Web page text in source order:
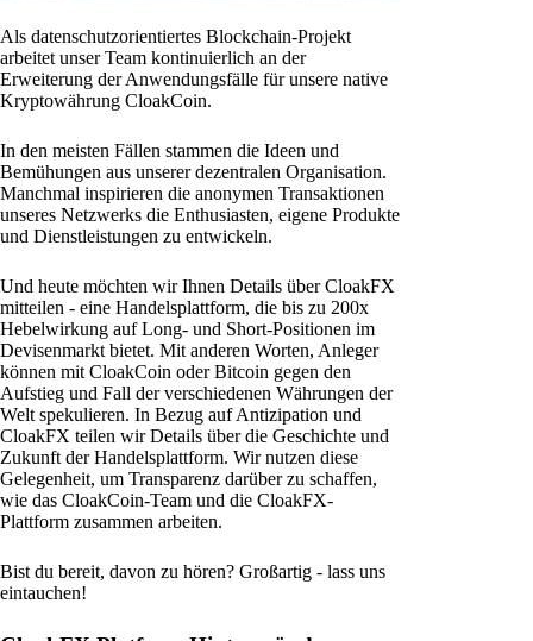
Als datenschutzorientiertes Blockchain-Projekt
arbeitet unser Team kontinuierlich an der
Erweiterung der Anwendungsfälle für unsere native
Kryptowährung CloakCoin.
In den meisten Fällen stammen die Ideen und
Bemühungen aus unserer dezentralen Organisation.
Manchmal inspirieren die anonymen Transaktionen
unseres Netzwerks die Enthusiasten, eigene Produkte
und Dienstleistungen zu entwickeln.
Und heute möchten wir Ihnen Details über CloakFX
mitteilen - eine Handelsplattform, die bis zu 200x
Hebelwirkung auf Long- und Short-Positionen im
Devisenmarkt bietet. Mit anderen Worten, Anleger
können mit CloakCoin oder Bitcoin gegen den
Aufstieg und Fall der verschiedenen Währungen der
Welt spekulieren. In Bezug auf Antizipation und
CloakFX teilen wir Details über die Geschichte und
Zukunft der Handelsplattform. Wir nutzen diese
Gelegenheit, um Transparenz darüber zu schaffen,
wie das CloakCoin-Team und die CloakFX-
Plattform zusammen arbeiten.
Bist du bereit, davon zu hören? Großartig - lass uns
eintauchen!